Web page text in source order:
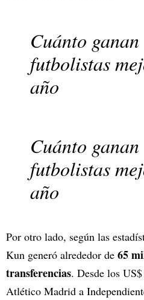
Cuánto
futbolistas
año
Cuánto
futbolistas
año
Por otro lado, según las
Kun generó alrededor de 65
transferencias. Desde los
Atlético Madrid a